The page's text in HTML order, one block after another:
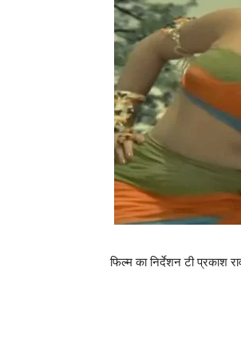
फिल्‍म का निर्देशन टी प्रकाश